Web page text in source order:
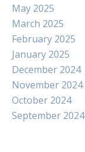
May 2025
March 2025
February 2025
January 2025
December 2024
November 2024
October 2024
September 2024